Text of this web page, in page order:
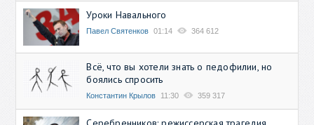
Уроки Навального
Павел Святенков 01:14 364 612
Всё, что вы хотели знать о педофилии, но
боялись спросить
Константин Крылов 11:30 359 317